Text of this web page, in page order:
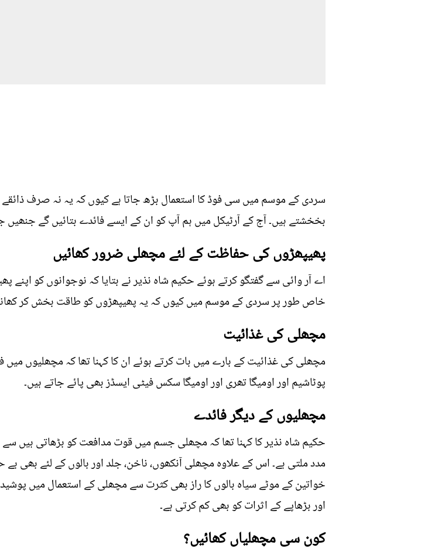
سردی کے موسم میں سی فوڈ کا استعمال بڑھ جاتا ہے کیوں کہ یہ نہ صرف
بخخشتے ہیں۔ آج کے آرٹیکل میں ہم آپ کو ان کے ایسے فائدے بتائیں گے جنھیں
پھیپھڑوں کی حفاظت کے لئے مچھلی ضرور کھائیں
اے آر وائی سے گفتگو کرتے ہوئے حکیم شاہ نذیر نے بتایا کہ نوجوانوں کو
خاص طور پر سردی کے موسم میں کیوں کہ یہ پھیپھڑوں کو طاقت بخش کر
مچھلی کی غذائیت
مچھلی کی غذائیت کے بارے میں بات کرتے ہوئے ان کا کہنا تھا کہ مچھلیوں میں
پوٹاشیم اور اومیگا تھری اور اومیگا سکس فیٹی ایسڈز بھی پائے جاتے ہیں۔
مچھلیوں کے دیگر فائدے
حکیم شاہ نذیر کا کہنا تھا کہ مچھلی جسم میں قوت مدافعت کو بڑھاتی ہیں
مدد ملتی ہے۔ اس کے علاوہ مچھلی آنکھوں، ناخن، جلد اور بالوں کے لئے بھی
خواتین کے موٹے سیاہ بالوں کا راز بھی کثرت سے مچھلی کے استعمال میں
اور بڑھاپے کے اثرات کو بھی کم کرتی ہے۔
کون سی مچھلیاں کھائیں؟